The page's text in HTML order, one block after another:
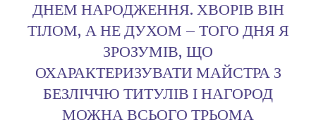
ДНЕМ НАРОДЖЕННЯ. ХВОРІВ ВІН
ТІЛОМ, А НЕ ДУХОМ – ТОГО ДНЯ Я
ЗРОЗУМІВ, ЩО
ОХАРАКТЕРИЗУВАТИ МАЙСТРА З
БЕЗЛІЧЧЮ ТИТУЛІВ І НАГОРОД